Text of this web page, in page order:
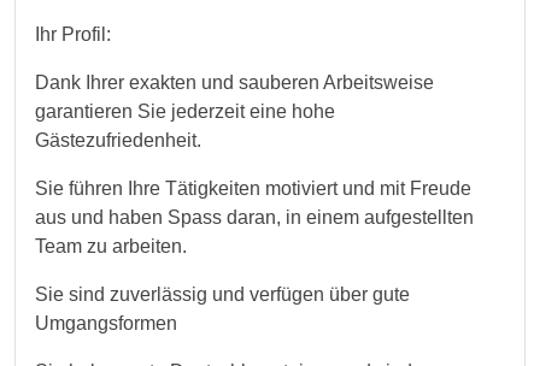
Ihr Profil:
Dank Ihrer exakten und sauberen Arbeitsweise
garantieren Sie jederzeit eine hohe
Gästezufriedenheit.
Sie führen Ihre Tätigkeiten motiviert und mit Freude
aus und haben Spass daran, in einem aufgestellten
Team zu arbeiten.
Sie sind zuverlässig und verfügen über gute
Umgangsformen